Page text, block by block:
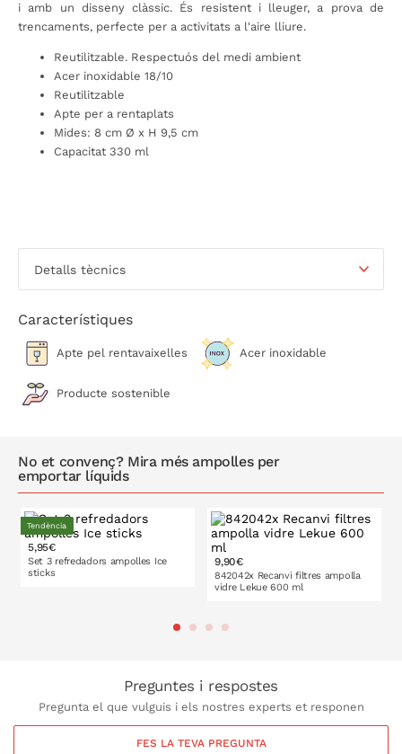
i amb un disseny clàssic. És resistent i lleuger, a prova de
trencaments, perfecte per a activitats a l'aire lliure.
Reutilitzable. Respectuós del medi ambient
Acer inoxidable 18/10
Reutilitzable
Apte per a rentaplats
Mides: 8 cm Ø x H 9,5 cm
Capacitat 330 ml
Detalls tècnics
Característiques
Apte pel rentavaixelles Acer inoxidable
Producte sostenible
No et convenç? Mira més ampolles per
emportar líquids
Tendència
5,95€
Set 3 refredadors ampolles Ice
sticks
9,90€
842042x Recanvi filtres ampolla
vidre Lekue 600 ml
Preguntes i respostes
Pregunta el que vulguis i els nostres experts et responen
FES LA TEVA PREGUNTA